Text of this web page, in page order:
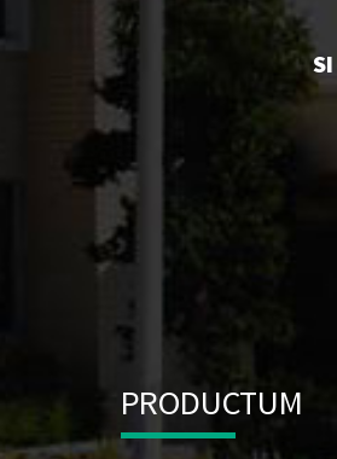
PRODUCTUM